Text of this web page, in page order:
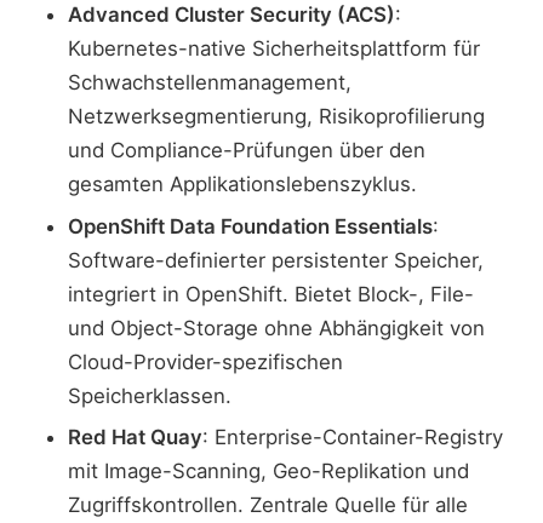
Advanced Cluster Security (ACS):
Kubernetes-native Sicherheitsplattform für
Schwachstellenmanagement,
Netzwerksegmentierung, Risikoprofilierung
und Compliance-Prüfungen über den
gesamten Applikationslebenszyklus.
OpenShift Data Foundation Essentials:
Software-definierter persistenter Speicher,
integriert in OpenShift. Bietet Block-, File-
und Object-Storage ohne Abhängigkeit von
Cloud-Provider-spezifischen
Speicherklassen.
Red Hat Quay: Enterprise-Container-Registry
mit Image-Scanning, Geo-Replikation und
Zugriffskontrollen. Zentrale Quelle für alle